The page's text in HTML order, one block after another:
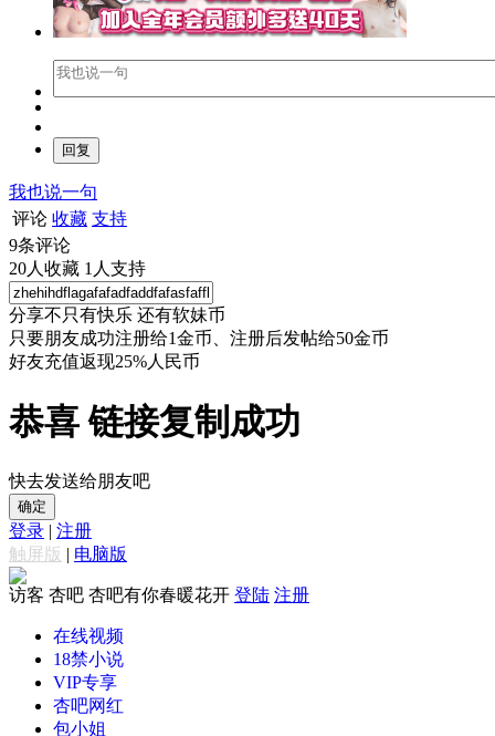
我也说一句
评论 收藏 支持
9条评论
20人收藏 1 人支持
分享不只有快乐 还有软妹币
只要朋友成功注册给1金币、注册后发帖给50金币
好友充值返现25%人民币
恭喜 链接复制成功
快去发送给朋友吧
确定
登录 | 注册
触屏版 | 电脑版
访客 杏吧 杏吧有你春暖花开 登陆 注册
在线视频
18禁小说
VIP专享
杏吧网红
包小姐